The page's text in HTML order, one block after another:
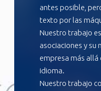
antes posible,
texto por las
Nuestro trabajo
asociaciones y su
empresa más allá
idioma.
Nuestro trabajo